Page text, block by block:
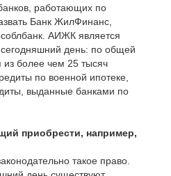
работающих по
Банк ЖилФинанс,
АИЖК является
день: по общей
более чем 25 тысяч
по военной ипотеке,
выданные банками по
приобрести, например,
такое право.